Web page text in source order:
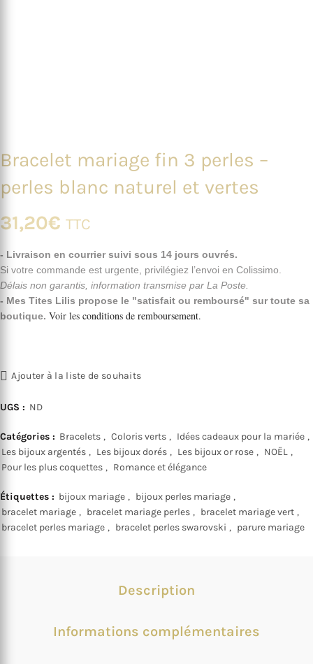
Bracelet mariage fin 3 perles –
perles blanc naturel et vertes
31,20€ TTC
- Livraison en courrier suivi sous 14 jours ouvrés.
Si votre commande est urgente, privilégiez l’envoi en Colissimo.
Délais non garantis, information transmise par La Poste.
- Mes Tites Lilis propose le "satisfait ou remboursé" sur toute sa
boutique. Voir les conditions de remboursement.
Ajouter à la liste de souhaits
UGS : ND
Catégories : Bracelets , Coloris verts , Idées cadeaux pour la mariée ,
Les bijoux argentés , Les bijoux dorés , Les bijoux or rose , NOËL ,
Pour les plus coquettes , Romance et élégance
Étiquettes : bijoux mariage , bijoux perles mariage ,
bracelet mariage , bracelet mariage perles , bracelet mariage vert ,
bracelet perles mariage , bracelet perles swarovski , parure mariage
Description
Informations complémentaires